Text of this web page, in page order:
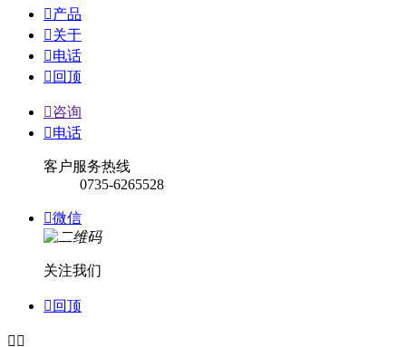
产品
关于
电话
 回顶
咨询
电话
客户服务热线
0735-6265528
微信
关注我们
 回顶
 